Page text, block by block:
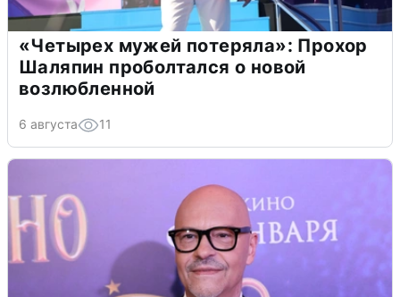
«Четырех мужей потеряла»: Прохор
Шаляпин проболтался о новой
возлюбленной
6 августа 11